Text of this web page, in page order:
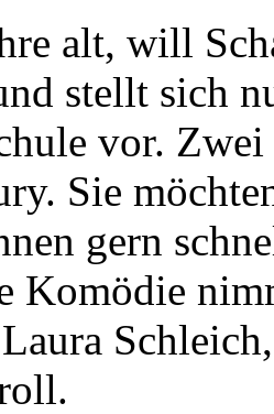
alt, will
stellt sich
vor.
Sie
gern
Komödie